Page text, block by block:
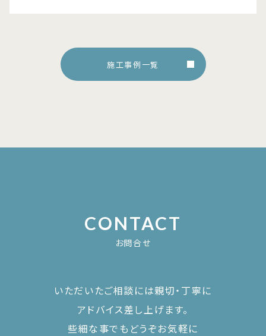
施工事例一覧
CONTACT
お問合せ
いただいたご相談には親切・丁寧に
アドバイス差し上げます。
些細な事でもどうぞお気軽に